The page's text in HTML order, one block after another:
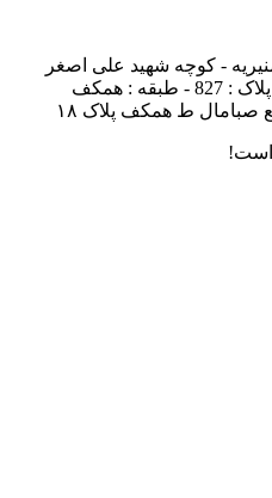
- کوچه شهید علی اصغر
: همکف
ط همکف پلاک ۱۸
است!